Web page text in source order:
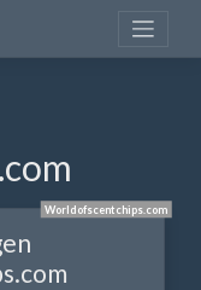
Worldofscentchips.com